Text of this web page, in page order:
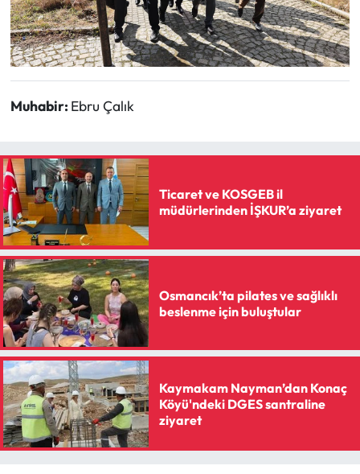
Muhabir: Ebru Çalık
Ticaret ve KOSGEB il
müdürlerinden İŞKUR’a ziyaret
Osmancık’ta pilates ve sağlıklı
beslenme için buluştular
Kaymakam Nayman’dan Konaç
Köyü'ndeki DGES santraline
ziyaret